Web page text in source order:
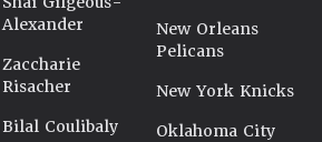
Alexander
Zaccharie
Risacher
Bilal Coulibaly
New Orleans
Pelicans
New York Knicks
Oklahoma City